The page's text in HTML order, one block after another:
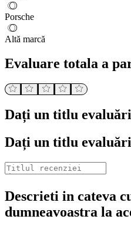
Porsche
Altă marcă
Evaluare totala a
Dați un titlu
Dați un titlu
Descrieti in cateva
dumneavoastra la